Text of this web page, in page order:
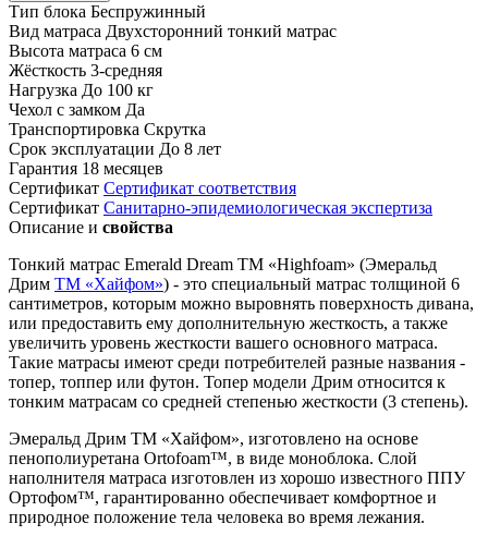
Тип блока Беспружинный
Вид матраса Двухсторонний тонкий матрас
Высота матраса 6 см
Жёсткость 3-средняя
Нагрузка До 100 кг
Чехол с замком Да
Транспортировка Скрутка
Срок эксплуатации До 8 лет
Гарантия 18 месяцев
Сертификат Сертификат соответствия
Сертификат Санитарно-эпидемиологическая экспертиза
Описание и свойства
Тонкий матрас Emerald Dream TM «Highfoam» (Эмеральд
Дрим TM «Хайфом») - это специальный матрас толщиной 6
сантиметров, которым можно выровнять поверхность дивана,
или предоставить ему дополнительную жесткость, а также
увеличить уровень жесткости вашего основного матраса.
Такие матрасы имеют среди потребителей разные названия -
топер, топпер или футон. Топер модели Дрим относится к
тонким матрасам со средней степенью жесткости (3 степень).
Эмеральд Дрим TM «Хайфом», изготовлено на основе
пенополиуретана Ortofoam™, в виде моноблока. Слой
наполнителя матраса изготовлен из хорошо известного ППУ
Ортофом™, гарантированно обеспечивает комфортное и
природное положение тела человека во время лежания.